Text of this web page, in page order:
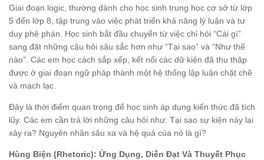
Giai đoạn logic, thường dành cho học sinh trung học cơ sở từ lớp
5 đến lớp 8, tập trung vào việc phát triển khả năng lý luận và tư
duy phê phán. Học sinh bắt đầu chuyển từ việc chỉ hỏi “Cái gì”
sang đặt những câu hỏi sâu sắc hơn như “Tại sao” và “Như thế
nào”. Các em học cách sắp xếp, kết nối các dữ kiện đã thu thập
được ở giai đoạn ngữ pháp thành một hệ thống lập luận chặt chẽ
và mạch lạc.
Đây là thời điểm quan trọng để học sinh áp dụng kiến thức đã tích
lũy. Các em cần trả lời những câu hỏi như: Tại sao sự kiện này lại
xảy ra? Nguyên nhân sâu xa và hệ quả của nó là gì?
Hùng Biện (Rhetoric): Ứng Dụng, Diễn Đạt Và Thuyết Phục